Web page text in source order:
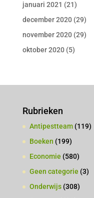
januari 2021 (21)
december 2020(29)
november 2020(29)
oktober 2020(5)
Rubrieken
Antipestteam(119)
Boeken (199)
Economie (580)
Geen categorie (3)
Onderwijs(308)